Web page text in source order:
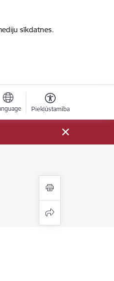
sīkdatnes.
Piekļūstamība